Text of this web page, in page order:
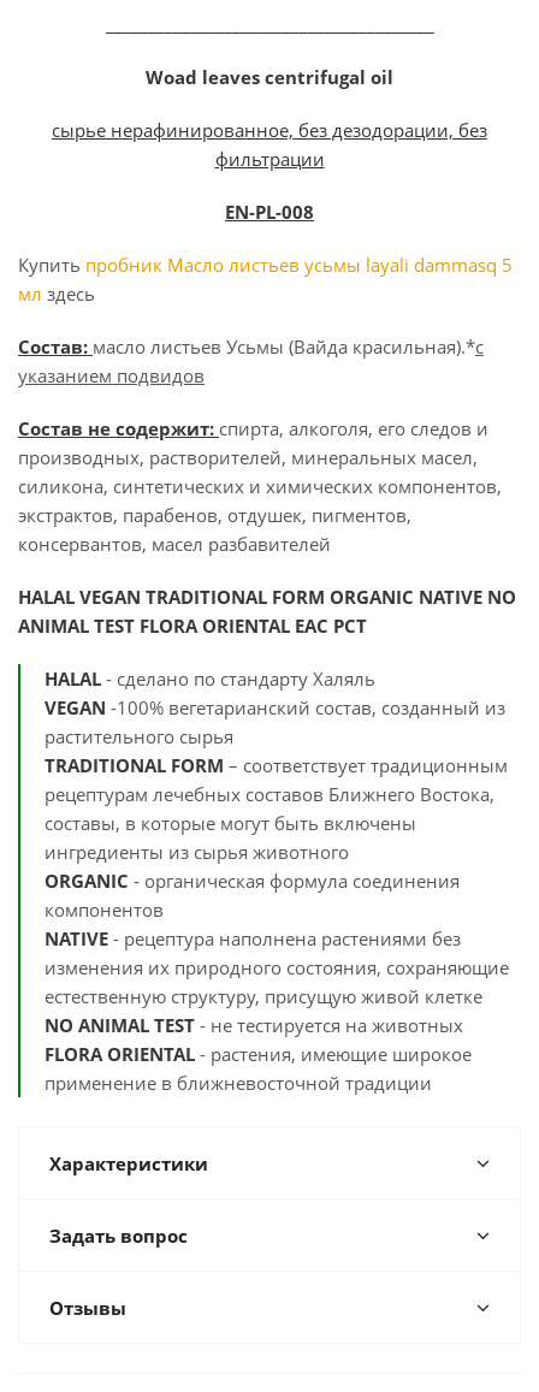
Woad leaves centrifugal oil
сырье нерафинированное, без дезодорации, без
фильтрации
EN-PL-008
Купить пробник Масло листьев усьмы layali dammasq 5
мл здесь
Состав: масло листьев Усьмы (Вайда красильная).*с
указанием подвидов
Состав не содержит: спирта, алкоголя, его следов и
производных, растворителей, минеральных масел,
силикона, синтетических и химических компонентов,
экстрактов, парабенов, отдушек, пигментов,
консервантов, масел разбавителей
HALAL VEGAN TRADITIONAL FORM ORGANIC NATIVE NO
ANIMAL TEST FLORA ORIENTAL EАС РСТ
HALAL - сделано по стандарту Халяль
VEGAN -100% вегетарианский состав, созданный из
растительного сырья
TRADITIONAL FORM – соответствует традиционным
рецептурам лечебных составов Ближнего Востока,
составы, в которые могут быть включены
ингредиенты из сырья животного
ORGANIC - органическая формула соединения
компонентов
NATIVE - рецептура наполнена растениями без
изменения их природного состояния, сохраняющие
естественную структуру, присущую живой клетке
NO ANIMAL TEST - не тестируется на животных
FLORA ORIENTAL - растения, имеющие широкое
применение в ближневосточной традиции
Характеристики
Задать вопрос
Отзывы